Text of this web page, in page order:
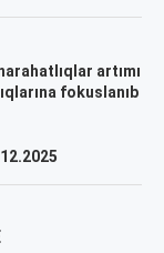
artımı
fokuslanıb